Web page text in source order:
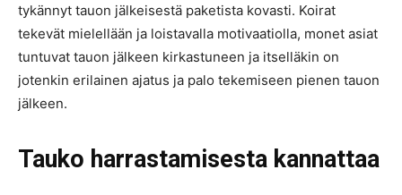
tykännyt tauon jälkeisestä paketista kovasti. Koirat
tekevät mielellään ja loistavalla motivaatiolla, monet asiat
tuntuvat tauon jälkeen kirkastuneen ja itselläkin on
jotenkin erilainen ajatus ja palo tekemiseen pienen tauon
jälkeen.
Tauko harrastamisesta kannattaa